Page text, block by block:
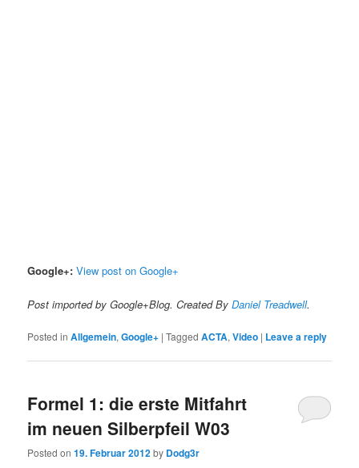
Google+: View post on Google+
Post imported by Google+Blog. Created ByDaniel Treadwell.
Posted in Allgemein,Google+ |Tagged ACTA,Video | Leave a reply
Formel 1: die erste Mitfahrt
im neuen Silberpfeil W03
Posted on19. Februar 2012by Dodg3r